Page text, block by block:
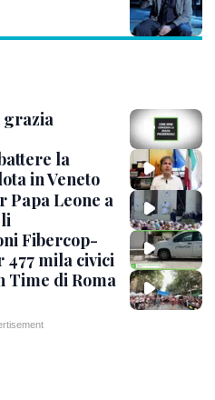
grazia
la
in Veneto
Papa Leone a
Fibercop-
mila civici
Time di Roma